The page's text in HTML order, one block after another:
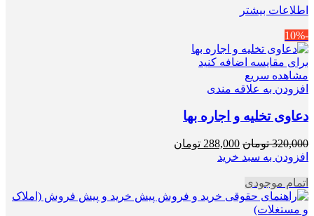
اطلاعات بیشتر
-10%
برای مقایسه اضافه کنید
مشاهده سریع
افزودن به علاقه مندی
دعاوی تخلیه و اجاره بها
320,000 تومان قیمت
اصلی
288,000 تومان
افزودن به سبد خرید
اتمام موجودی